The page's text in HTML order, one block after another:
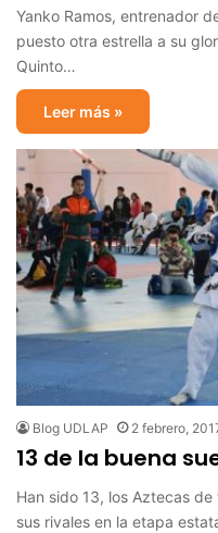
Yanko Ramos, entrenador
puesto otra estrella a su
Quinto…
Leer más »
Blog UDLAP 2 febrero,
13 de la buena
Han sido 13, los Aztecas
sus rivales en la etapa